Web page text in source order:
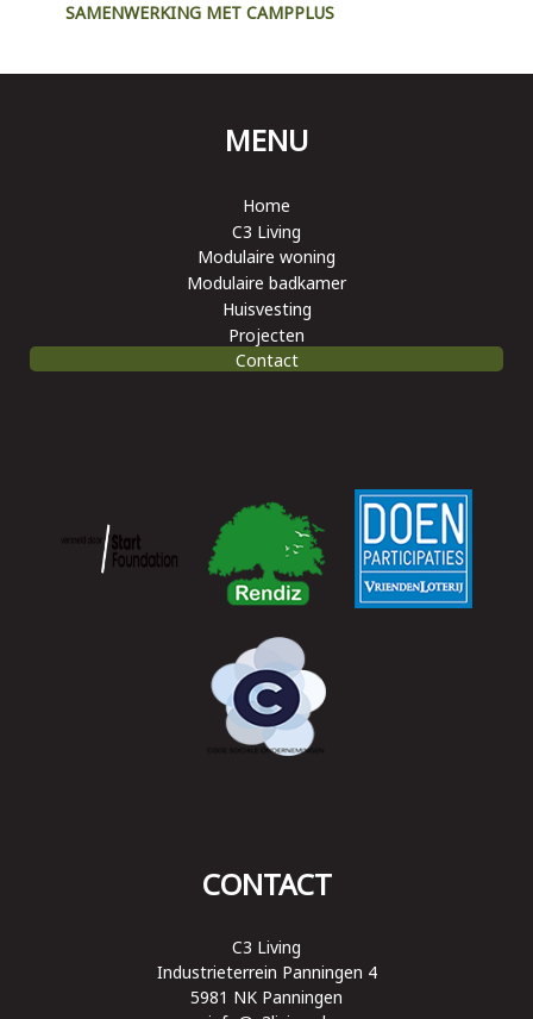
SAMENWERKING MET CAMPPLUS
MENU
Home
C3 Living
Modulaire woning
Modulaire badkamer
Huisvesting
Projecten
Contact
CONTACT
C3 Living
Industrieterrein Panningen 4
5981 NK Panningen